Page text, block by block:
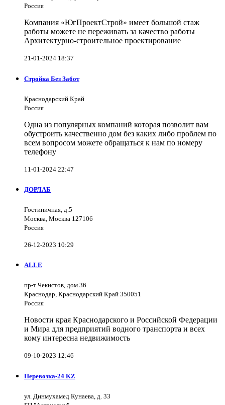
Россия
Компания «ЮгПроектСтрой» имеет большой стаж
работы можете не переживать за качество работы
Архитектурно-строительное проектирование
21-01-2024 18:37
Стройка Без Забот
Краснодарский Край
Россия
Одна из популярных компаний которая позволит вам
обустроить качественно дом без каких либо проблем по
всем вопросом можете обращаться к нам по номеру
телефону
11-01-2024 22:47
ДОРЛАБ
Гостиничная, д.5
Москва, Москва 127106
Россия
26-12-2023 10:29
ALLE
пр-т Чекистов, дом 36
Краснодар, Краснодарский Край 350051
Россия
Новости края Краснодарского и Российской Федерации
и Мира для предприятий водного транспорта и всех
кому интересна недвижимость
09-10-2023 12:46
Перевозка-24 KZ
ул. Динмухамед Кунаева, д. 33